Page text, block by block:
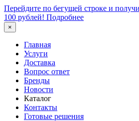
Перейдите по бегущей строке и
100 рублей! Подробнее
×
Главная
Услуги
Доставка
Вопрос ответ
Бренды
Новости
Каталог
Контакты
Готовые решения